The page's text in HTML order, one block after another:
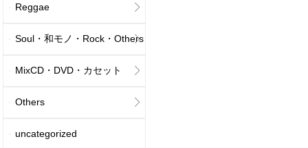
Reggae
Soul・和モノ・Rock・Others
MixCD・DVD・カセット
Others
uncategorized